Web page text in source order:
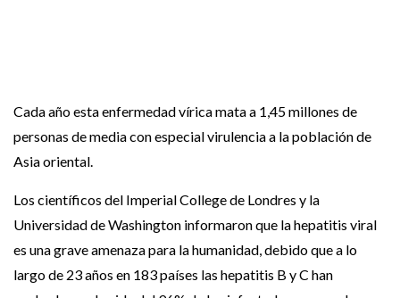
Cada año esta enfermedad vírica mata a 1,45 millones de
personas de media con especial virulencia a la población de
Asia oriental.
Los científicos del Imperial College de Londres y la
Universidad de Washington informaron que la hepatitis viral
es una grave amenaza para la humanidad, debido que a lo
largo de 23 años en 183 países las hepatitis B y C han